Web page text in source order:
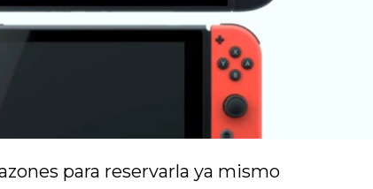
para reservarla ya mismo